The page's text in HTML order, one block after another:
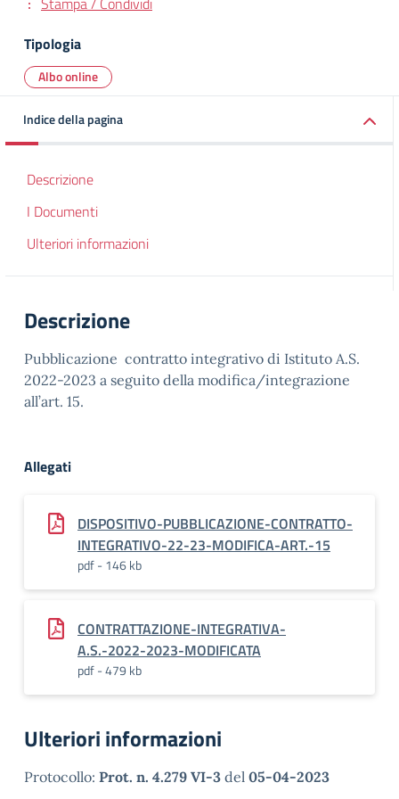
Tipologia
Albo online
Indice della pagina
Descrizione
I Documenti
Ulteriori informazioni
Descrizione
Pubblicazione contratto integrativo di Istituto A.S.
2022-2023 a seguito della modifica/integrazione
all’art. 15.
Allegati
DISPOSITIVO-PUBBLICAZIONE-CONTRATTO-
INTEGRATIVO-22-23-MODIFICA-ART.-15
pdf - 146 kb
CONTRATTAZIONE-INTEGRATIVA-
A.S.-2022-2023-MODIFICATA
pdf - 479 kb
Ulteriori informazioni
Protocollo: Prot. n. 4.279 VI-3 del 05-04-2023